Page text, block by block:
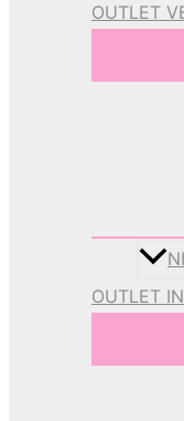
OUTLET
OUTLET